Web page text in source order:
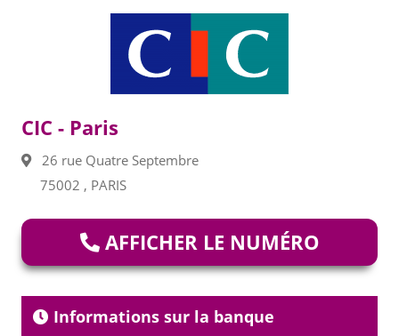
CIC - Paris
26 rue Quatre Septembre
75002 , PARIS
AFFICHER LE NUMÉRO
Informations sur la banque